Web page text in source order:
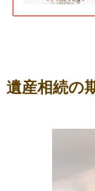
遺産相続の